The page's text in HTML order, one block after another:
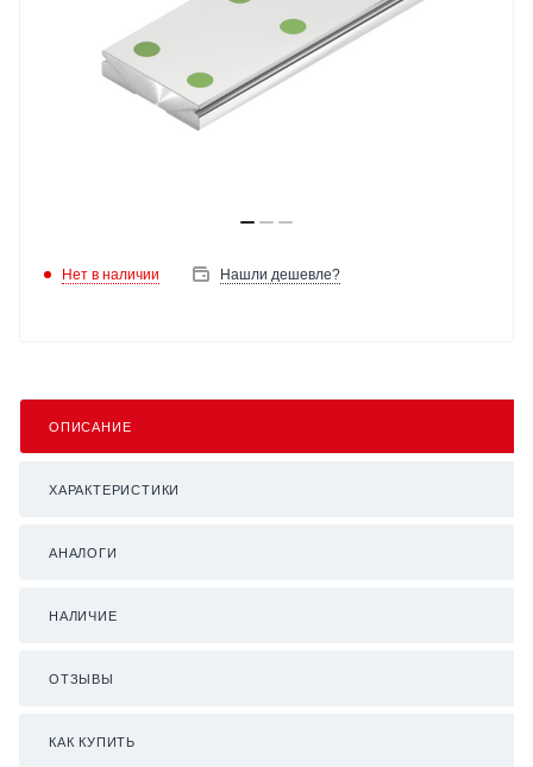
Нет в наличии Нашли дешевле?
ОПИСАНИЕ
ХАРАКТЕРИСТИКИ
АНАЛОГИ
НАЛИЧИЕ
ОТЗЫВЫ
КАК КУПИТЬ